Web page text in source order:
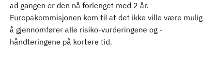
ad gangen er den nå forlenget med 2 år.
Europakommisjonen kom til at det ikke ville være mulig
å gjennomfører alle risiko-vurderingene og -
håndteringene på kortere tid.